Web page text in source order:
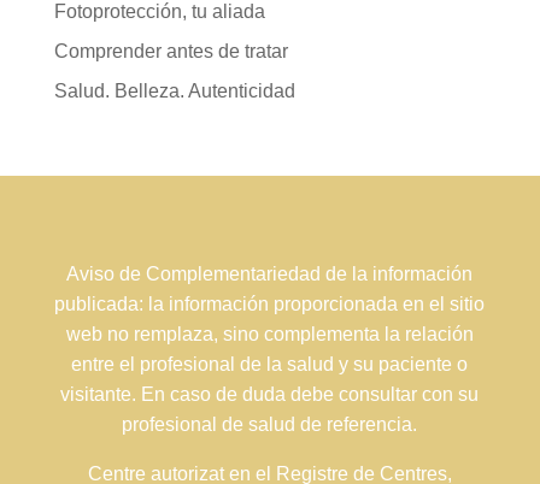
Fotoprotección, tu aliada
Comprender antes de tratar
Salud. Belleza. Autenticidad
Aviso de Complementariedad de la información
publicada: la información proporcionada en el sitio
web no remplaza, sino complementa la relación
entre el profesional de la salud y su paciente o
visitante. En caso de duda debe consultar con su
profesional de salud de referencia.
Centre autorizat en el Registre de Centres,